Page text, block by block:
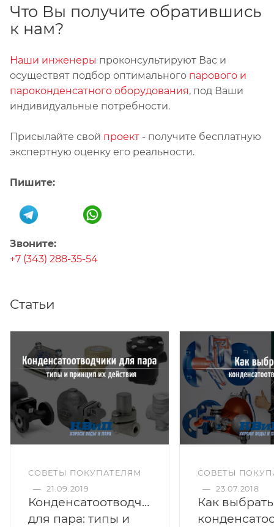
Что Вы получите обратившись
к нам?
Наши инженеры проконсультируют Вас и
осуществят подбор оптимального парового и
пароконденсатного оборудования, под Ваши
индивидуальные потребности.
Присылайте свой проект - получите бесплатную
экспертную оценку его реальности.
Пишите:
Звоните:
+7 (343) 288-35-54
Статьи
СОВЕТЫ ПОКУПАТЕЛЯМ
— 21.09.2019
Конденсатоотводчики
для пара: типы и
СОВЕТЫ
— 23.07.2018
Как выбрать